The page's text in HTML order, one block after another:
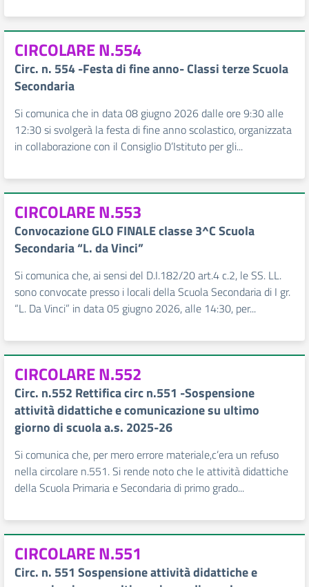
CIRCOLARE N.554
Circ. n. 554 -Festa di fine anno- Classi terze Scuola
Secondaria
Si comunica che in data 08 giugno 2026 dalle ore 9:30 alle
12:30 si svolgerà la festa di fine anno scolastico, organizzata
in collaborazione con il Consiglio D’Istituto per gli...
CIRCOLARE N.553
Convocazione GLO FINALE classe 3^C Scuola
Secondaria “L. da Vinci”
Si comunica che, ai sensi del D.I.182/20 art.4 c.2, le SS. LL.
sono convocate presso i locali della Scuola Secondaria di I gr.
“L. Da Vinci” in data 05 giugno 2026, alle 14:30, per...
CIRCOLARE N.552
Circ. n.552 Rettifica circ n.551 -Sospensione
attività didattiche e comunicazione su ultimo
giorno di scuola a.s. 2025-26
Si comunica che, per mero errore materiale,c’era un refuso
nella circolare n.551. Si rende noto che le attività didattiche
della Scuola Primaria e Secondaria di primo grado...
CIRCOLARE N.551
Circ. n. 551 Sospensione attività didattiche e